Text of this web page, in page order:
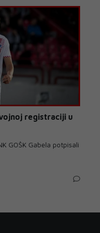
registraciji u
GOŠK Gabela potpisali